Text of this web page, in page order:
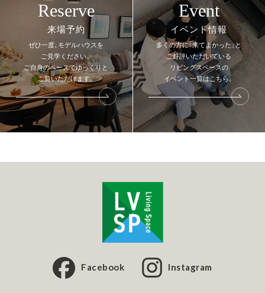
Reserve
来場予約
ぜひ一度、モデルハウスを
ご見学ください。
ご自身のペースでゆっくりと
ご覧いただけます。
Event
イベント情報
多くの方に「来てよかった」と
ご好評いただいている
リビングスペースの
イベント一覧はこちら。
Facebook Instagram